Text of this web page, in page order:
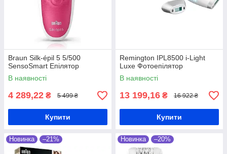
Braun Silk-épil 5 5/500
SensoSmart Епілятор
В наявності
4 289,22 ₴ 5 499 ₴
Купити
Remington IPL8500 i-Light
Luxe Фотоепілятор
В наявності
13 199,16 ₴ 16 922 ₴
Купити
Новинка –21% Новинка –20%